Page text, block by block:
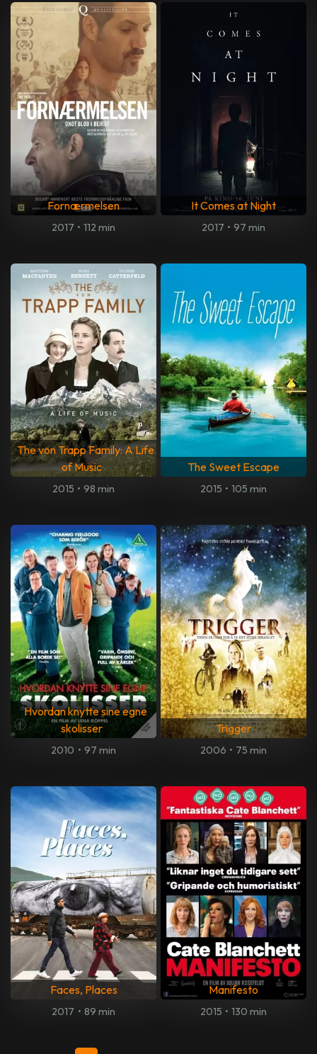
Fornærmelsen
2017 • 112 min
It Comes at Night
2017 • 97 min
The von Trapp Family: A Life
of Music
2015 • 98 min
The Sweet Escape
2015 • 105 min
Hvordan knytte sine egne
skolisser
2010 • 97 min
Trigger
2006 • 75 min
Faces, Places
2017 • 89 min
Manifesto
2015 • 130 min